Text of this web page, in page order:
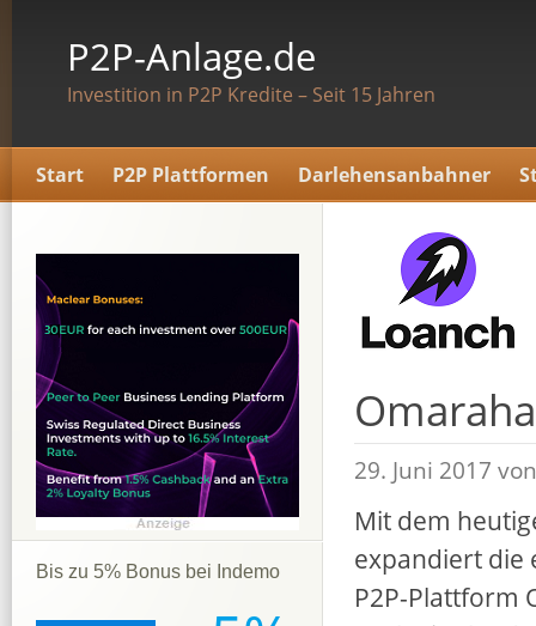
P2P-Anlage.de
Investition in P2P Kredite – Seit 15 Jahren
Start P2P Plattformen Darlehensanbahner
29. Juni 2017
Mit dem
expandiert die
P2P-Plattform
Bis zu 5% Bonus bei Indemo